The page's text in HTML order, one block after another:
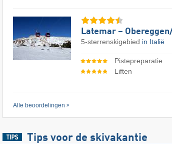
Latemar –
5-sterrenskigebied in Italië
Pistepreparatie
Liften
Alle beoordelingen
Tips voor de skivakantie